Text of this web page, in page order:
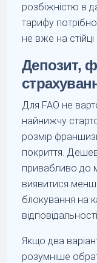
розбіжністю в
тарифу
не вже на стійці
Депозит,
Для FAO не
найнижчу
розмір
покриття.
привабливо до
виявитися
блокування на
Якщо два
розумніше